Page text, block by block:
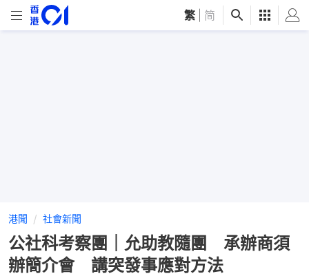
繁 简
港聞 社會新聞
公社科考察團｜允助教隨團 承辦商須
辦簡介會 講突發事應對方法